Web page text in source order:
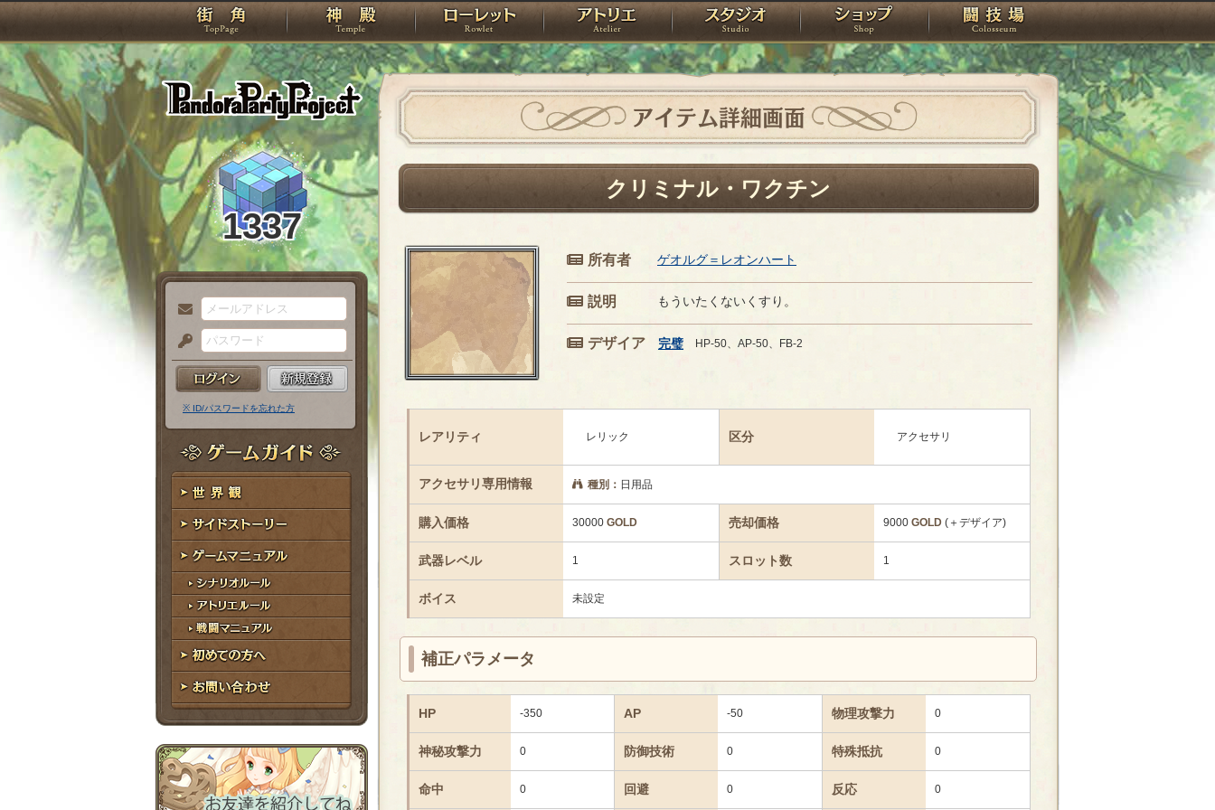
PandoraPartyProject
TOP 神殿 ローレット アトリエ スタジオ ショップ 闘技場
1337
メ
ー
ル
ア
ド
レ
ス
パ
ス
ー
ド
※ ID/パスワードを忘れた方
ゲームガイド
世界観
サイドストーリー
ゲームマニュアル
シナリオルール
アトリエルール
戦闘マニュアル
初めての方へ
お問い合わせ
アイテム詳細画面
クリミナル・ワクチン
所有者 ゲオルグ＝レオンハート
説明 もういたくないくすり。
デザイア 完璧 HP-50、AP-50、FB-2
レアリティ レリック 区分 アクセサリ
アクセサリ専用情報 種別： 日用品
購入価格 30000 GOLD 売却価格 9000 GOLD(＋デザイア)
武器レベル 1 スロット数 1
ボイス 未設定
補正パラメータ
HP -350 AP -50 物理攻撃力 0
神秘攻撃力 0 防御技術 0 特殊抵抗 0
命中 0 回避 0 反応 0